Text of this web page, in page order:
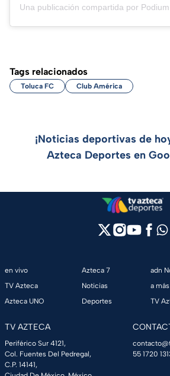
Tags relacionados
Toluca FC Club América
¡Noticias deportivas de
Azteca Deportes en
en vivo
TV Azteca
Azteca UNO
Azteca 7
Noticias
Deportes
adn
a
TV
TV AZTECA
Periférico Sur 4121,
Col. Fuentes Del Pedregal,
C.P. 14141,
55 1720